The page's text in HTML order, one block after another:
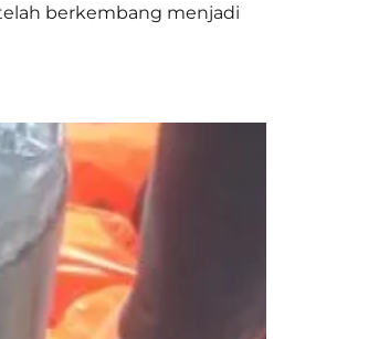
berkembang menjadi